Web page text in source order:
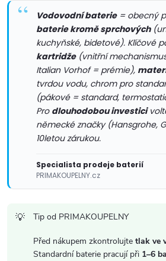
u
Vodovodní baterie= obecný
baterie kromě sprchových
kuchyňské, bidetové). Klíčové
kartridže(vnitřní mechanismus
Italian Vorhof = prémie),
tvrdou vodu, chrom pro
(pákové = standard,
Pro dlouhodobou investici
německé značky (Hansgrohe,
10letou zárukou.
Specialista prodeje baterií
PRIMAKOUPELNY.cz
Tip od PRIMAKOUPELNY
Před nákupem zkontrolujte tlak ve
Standardní baterie pracují při 1–6